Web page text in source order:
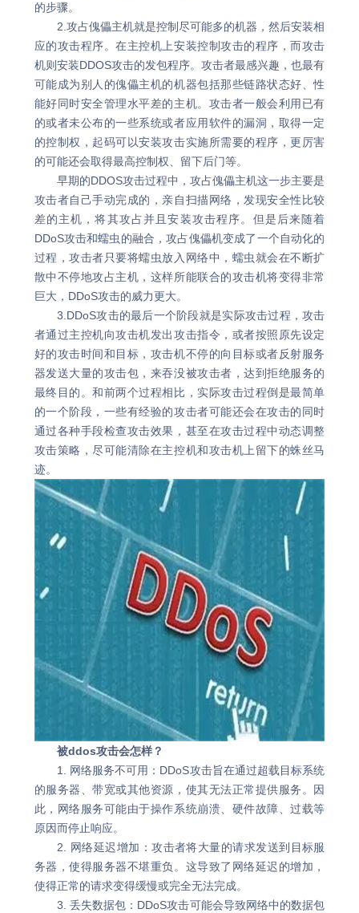
的步骤。
2.攻占傀儡主机就是控制尽可能多的机器，然后安装相
应的攻击程序。在主控机上安装控制攻击的程序，而攻击
机则安装DDOS攻击的发包程序。攻击者最感兴趣，也最有
可能成为别人的傀儡主机的机器包括那些链路状态好、性
能好同时安全管理水平差的主机。攻击者一般会利用已有
的或者未公布的一些系统或者应用软件的漏洞，取得一定
的控制权，起码可以安装攻击实施所需要的程序，更厉害
的可能还会取得最高控制权、留下后门等。
早期的DDOS攻击过程中，攻占傀儡主机这一步主要是
攻击者自己手动完成的，亲自扫描网络，发现安全性比较
差的主机，将其攻占并且安装攻击程序。但是后来随着
DDoS攻击和蠕虫的融合，攻占傀儡机变成了一个自动化的
过程，攻击者只要将蠕虫放入网络中，蠕虫就会在不断扩
散中不停地攻占主机，这样所能联合的攻击机将变得非常
巨大，DDoS攻击的威力更大。
3.DDoS攻击的最后一个阶段就是实际攻击过程，攻击
者通过主控机向攻击机发出攻击指令，或者按照原先设定
好的攻击时间和目标，攻击机不停的向目标或者反射服务
器发送大量的攻击包，来吞没被攻击者，达到拒绝服务的
最终目的。和前两个过程相比，实际攻击过程倒是最简单
的一个阶段，一些有经验的攻击者可能还会在攻击的同时
通过各种手段检查攻击效果，甚至在攻击过程中动态调整
攻击策略，尽可能清除在主控机和攻击机上留下的蛛丝马
迹。
被ddos攻击会怎样？
1. 网络服务不可用：DDoS攻击旨在通过超载目标系统
的服务器、带宽或其他资源，使其无法正常提供服务。因
此，网络服务可能由于操作系统崩溃、硬件故障、过载等
原因而停止响应。
2. 网络延迟增加：攻击者将大量的请求发送到目标服
务器，使得服务器不堪重负。这导致了网络延迟的增加，
使得正常的请求变得缓慢或完全无法完成。
3. 丢失数据包：DDoS攻击可能会导致网络中的数据包